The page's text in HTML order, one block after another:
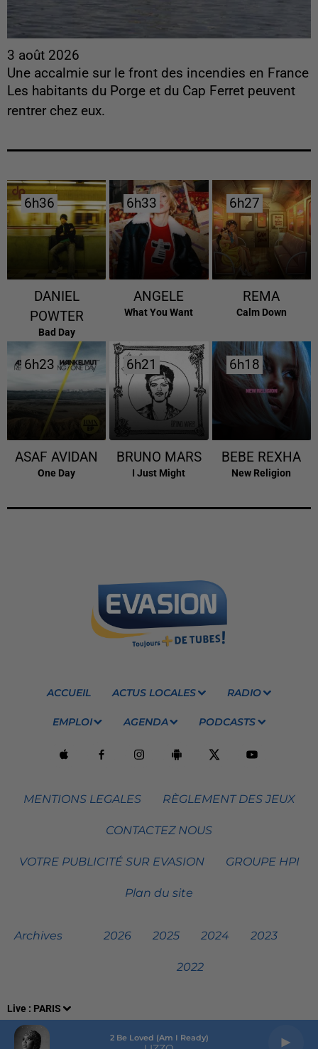
Live : PARIS
2 Be Loved (am I Ready)
3 août 2026
Une accalmie sur le front des incendies en France
Les habitants du Porge et du Cap Ferret peuvent
rentrer chez eux.
6h36
6h36
DANIEL
POWTER
Bad Day
6h33
6h33
ANGELE
What You Want
6h27
6h27
REMA
Calm Down
6h23
6h23
ASAF AVIDAN
One Day
6h21
6h21
BRUNO MARS
I Just Might
6h18
6h18
BEBE REXHA
New Religion
ACCUEIL ACTUS LOCALES RADIO
EMPLOI AGENDA PODCASTS
MENTIONS LEGALES RÈGLEMENT DES JEUX
CONTACTEZ NOUS
VOTRE PUBLICITÉ SUR EVASION GROUPE HPI
Plan du site
Archives 2026 2025 2024 2023
2022